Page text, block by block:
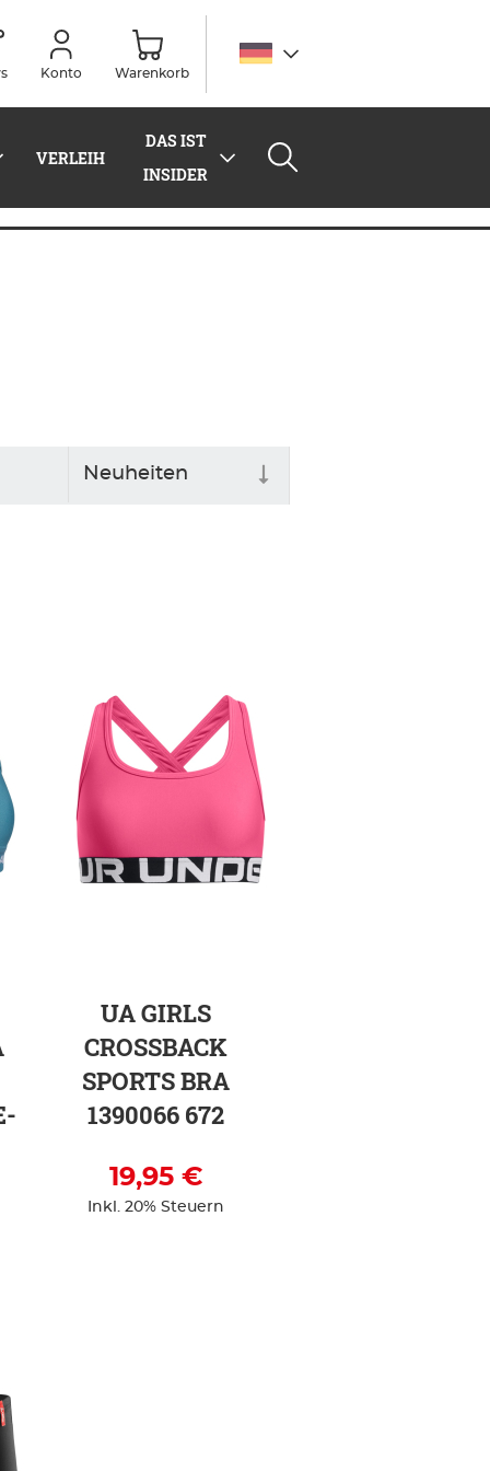
Konto Warenkorb
VERLEIH
DAS IST
INSIDER
UA GIRLS
CROSSBACK
SPORTS BRA
1390066 672
19,95 €
Inkl. 20% Steuern